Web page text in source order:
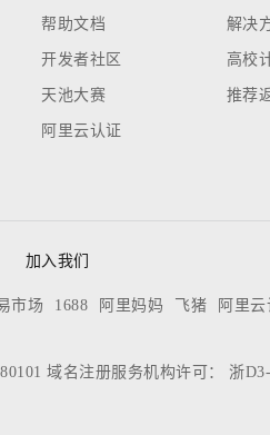
帮助文档
开发者社区
天池大赛
阿里云认证
解决
高校
推荐
加入我们
市场 1688 阿里妈妈 飞猪 阿里云
域名注册服务机构许可： 浙